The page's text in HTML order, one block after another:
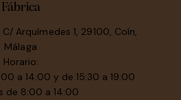
Fábrica
Arquímedes 1, 29100, Coín,
Málaga
Horario:
a 14:00 y de 15:30 a 19:00
de 8:00 a 14:00